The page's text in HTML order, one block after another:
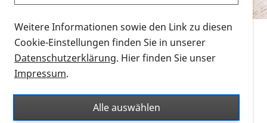
können? Schauen Sie sich dieErklärvideos zum
Thema Infomaterial auf der PRO RETINA-Website
für blinde und sehbehinderte Menschen an.
Auf dieser Seite finden Sie sämtliches Infomaterial
Ort. Nutzen Sie den Formatfilter, um ausschließlich
nach Flyern und Broschüren, Audios oder Videos zu
Weitere Informationen sowie den Link zu diesen
Cookie-Einstellungen finden Sie in unserer
Datenschutzerklärung. Hier finden Sie unser
Impressum.
Alle auswählen